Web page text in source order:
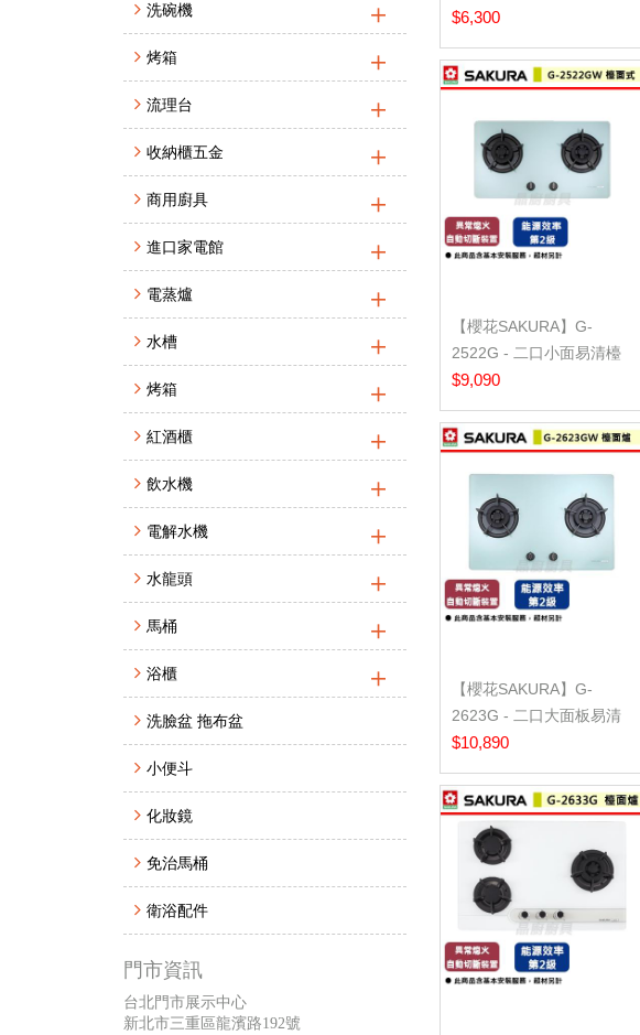
洗碗機
烤箱
流理台
收納櫃五金
商用廚具
進口家電館
電蒸爐
水槽
烤箱
紅酒櫃
飲水機
電解水機
水龍頭
馬桶
浴櫃
洗臉盆 拖布盆
小便斗
化妝鏡
免治馬桶
衛浴配件
門市資訊
台北門市展示中心
新北市三重區龍濱路192號
務)
$6,300
【櫻花SAKURA】G-
2522G - 二口小面易清檯
面爐 - (含基...
$9,090
【櫻花SAKURA】G-
2623G - 二口大面板易清
檯面爐 - (含...
$10,890